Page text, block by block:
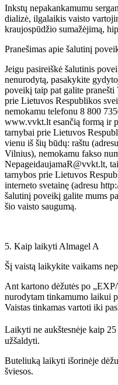
Inkstų nepakankamumu
dializė, ilgalaikis vaisto
kraujospūdžio sumažėjimą,
Pranešimas apie šalutinį
Jeigu pasireiškė šalutinis
nenurodytą, pasakykite
poveikį taip pat galite
prie Lietuvos Respublikos
nemokamu telefonu 8 800
www.vvkt.lt esančią formą ir
tarnybai prie Lietuvos
vienu iš šių būdų: raštu
Vilnius), nemokamu fakso
NepageidaujamaR@vvkt.lt,
tarnybos prie Lietuvos
interneto svetainę (adresu
šalutinį poveikį galite mums
šio vaisto saugumą.
5. Kaip laikyti Almagel A
Šį vaistą laikykite vaikams
Ant kartono dėžutės po
nurodytam tinkamumo laikui
Vaistas tinkamas vartoti iki
Laikyti ne aukštesnėje kaip 25
užšaldyti.
Buteliuką laikyti išorinėje
šviesos.